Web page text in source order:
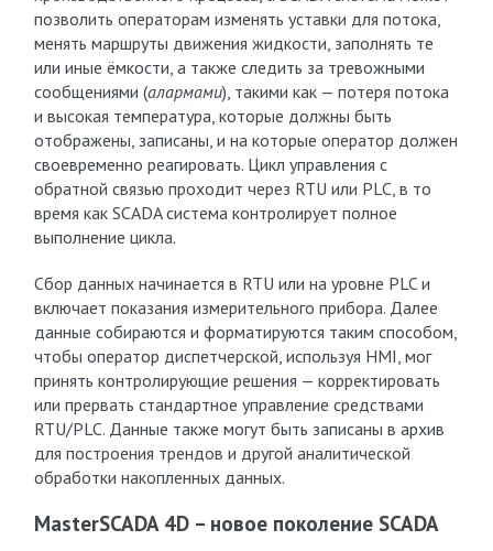
позволить операторам изменять уставки для потока,
менять маршруты движения жидкости, заполнять те
или иные ёмкости, а также следить за тревожными
сообщениями (алармами), такими как — потеря потока
и высокая температура, которые должны быть
отображены, записаны, и на которые оператор должен
своевременно реагировать. Цикл управления с
обратной связью проходит через RTU или PLC, в то
время как SCADA система контролирует полное
выполнение цикла.
Сбор данных начинается в RTU или на уровне PLC и
включает показания измерительного прибора. Далее
данные собираются и форматируются таким способом,
чтобы оператор диспетчерской, используя HMI, мог
принять контролирующие решения — корректировать
или прервать стандартное управление средствами
RTU/PLC. Данные также могут быть записаны в архив
для построения трендов и другой аналитической
обработки накопленных данных.
MasterSCADA 4D – новое поколение SCADA